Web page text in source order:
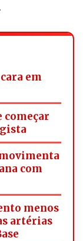
em
começar
com
menos
artérias